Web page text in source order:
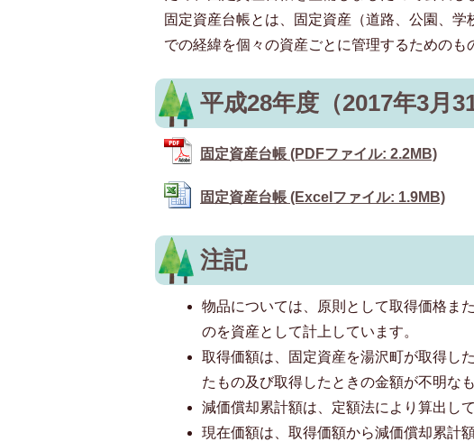
固定資産台帳とは、固定資産（道路、公園、
での経緯を個々の資産ごとに管理するためのも
平成28年度（2017年3月31
固定資産台帳 (PDFファイル: 2.2MB)
固定資産台帳 (Excelファイル: 1.9MB)
注記
物品については、原則として取得価格ま
のを資産として計上しています。
取得価額は、固定資産を湯沢町が取得し
たもの及び取得したときの金額が不明な
減価償却累計額は、定額法により算出して
現在価額は、取得価額から減価償却累計